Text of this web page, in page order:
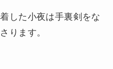
した小夜は手裏剣をな
ります。